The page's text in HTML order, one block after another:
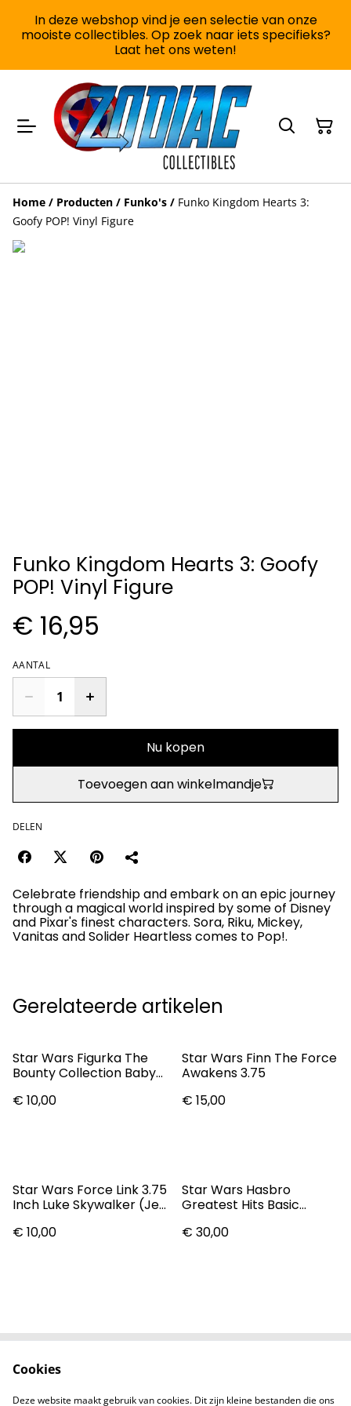
In deze webshop vind je een selectie van onze
mooiste collectibles. Op zoek naar iets specifieks?
Laat het ons weten!
Home / Producten / Funko's / Funko Kingdom Hearts 3:
Goofy POP! Vinyl Figure
Funko Kingdom Hearts 3: Goofy
POP! Vinyl Figure
€ 16,95
AANTAL
Nu kopen
Toevoegen aan winkelmandje
DELEN
Celebrate friendship and embark on an epic journey
through a magical world inspired by some of Disney
and Pixar's finest characters. Sora, Riku, Mickey,
Vanitas and Solider Heartless comes to Pop!.
Gerelateerde artikelen
Star Wars Figurka The
Bounty Collection Baby
€ 10,00
Star Wars Finn The Force
Awakens 3.75
€ 15,00
Star Wars Force Link 3.75
Inch Luke Skywalker (Jedi
€ 10,00
Star Wars Hasbro
Greatest Hits Basic
€ 30,00
Privacybeleid
Cookiebeleid
Cookies
Deze website maakt gebruik van cookies. Dit zijn kleine bestanden die ons